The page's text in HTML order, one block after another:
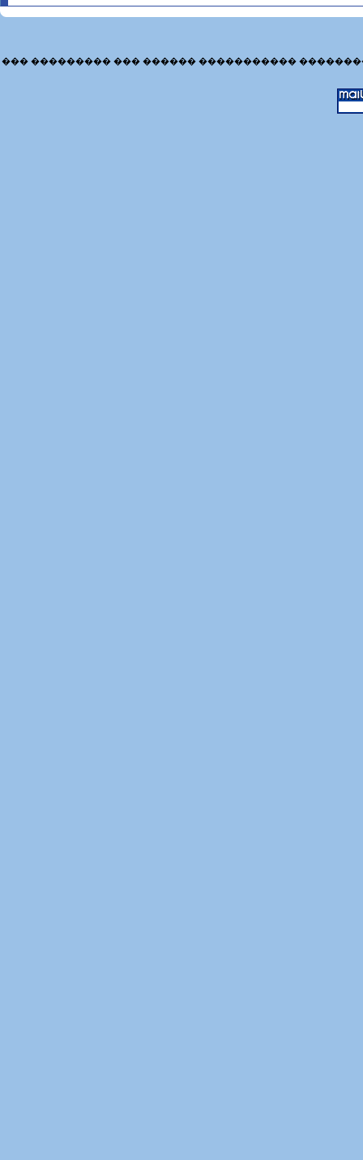
��� ��������� ��� ������ �����������